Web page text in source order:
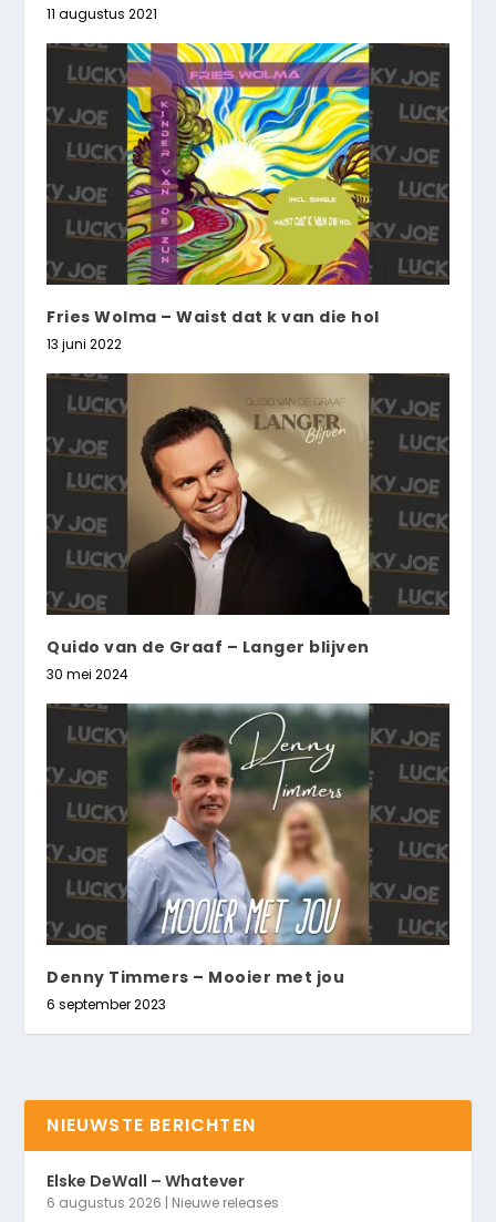
11 augustus 2021
Fries Wolma – Waist dat k van die hol
13 juni 2022
Quido van de Graaf – Langer blijven
30 mei 2024
Denny Timmers – Mooier met jou
6 september 2023
NIEUWSTE BERICHTEN
Elske DeWall – Whatever
6 augustus 2026 | Nieuwe releases